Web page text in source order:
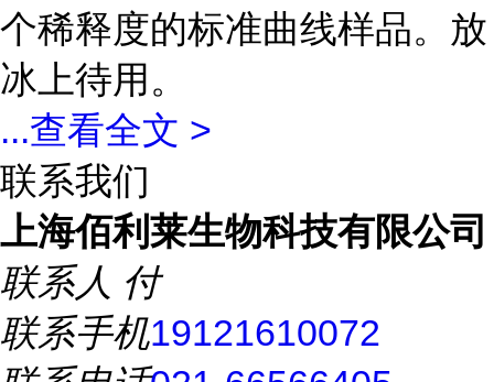
个稀释度的标准曲线样品。放
冰上待用。
...查看全文 >
联系我们
上海佰利莱生物科技有限公司
联系人 付
联系手机19121610072